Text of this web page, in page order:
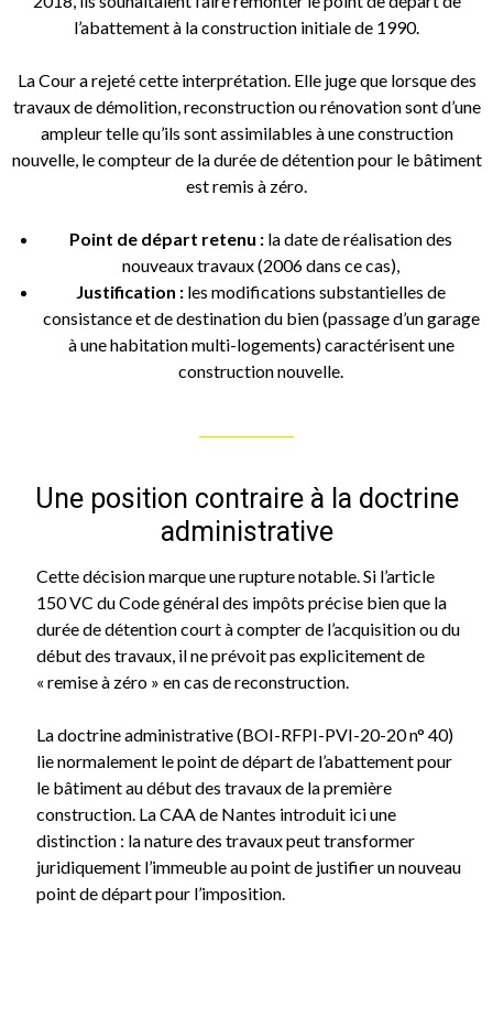
l’abattement à la construction initiale de 1990.
La Cour a rejeté cette interprétation. Elle juge que lorsque des
travaux de démolition, reconstruction ou rénovation sont d’une
ampleur telle qu’ils sont assimilables à une construction
nouvelle, le compteur de la durée de détention pour le bâtiment
est remis à zéro.
Point de départ retenu : la date de réalisation des
nouveaux travaux (2006 dans ce cas),
Justification : les modifications substantielles de
consistance et de destination du bien (passage d’un garage
à une habitation multi-logements) caractérisent une
construction nouvelle.
Une position contraire à la doctrine
administrative
Cette décision marque une rupture notable. Si l’article
150 VC du Code général des impôts précise bien que la
durée de détention court à compter de l’acquisition ou du
début des travaux, il ne prévoit pas explicitement de
« remise à zéro » en cas de reconstruction.
La doctrine administrative (BOI-RFPI-PVI-20-20 n° 40)
lie normalement le point de départ de l’abattement pour
le bâtiment au début des travaux de la première
construction. La CAA de Nantes introduit ici une
distinction : la nature des travaux peut transformer
juridiquement l’immeuble au point de justifier un nouveau
point de départ pour l’imposition.